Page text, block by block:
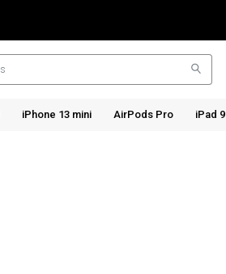
iPhone 13 mini AirPods Pro iPad 9